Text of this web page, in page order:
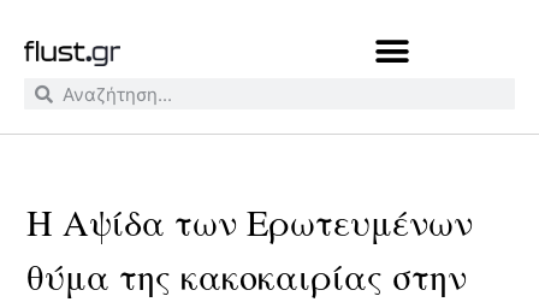
Η Αψίδα των Ερωτευμένων
θύμα της κακοκαιρίας στην